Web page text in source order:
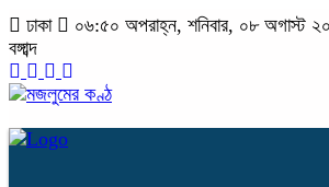
ঢাকা
০৬:৫০ অপরাহ্ন, শনিবার, ০৮ অগাস্ট
বঙ্গাব্দ